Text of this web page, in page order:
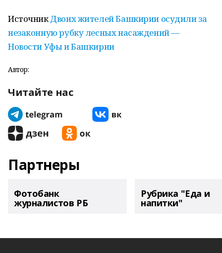
ИсточникДвоих жителей Башкирии осудили за
незаконную рубку лесных насаждений —
Новости Уфы и Башкирии
Автор:
Читайте нас
Партнеры
Фотобанк
журналистов РБ
Рубрика "Еда и
напитки"